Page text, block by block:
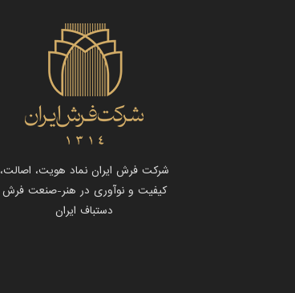
شرکت فرش ایران نماد هویت، اصالت،
کیفیت و نوآوری در هنر-صنعت فرش
دستباف ایران